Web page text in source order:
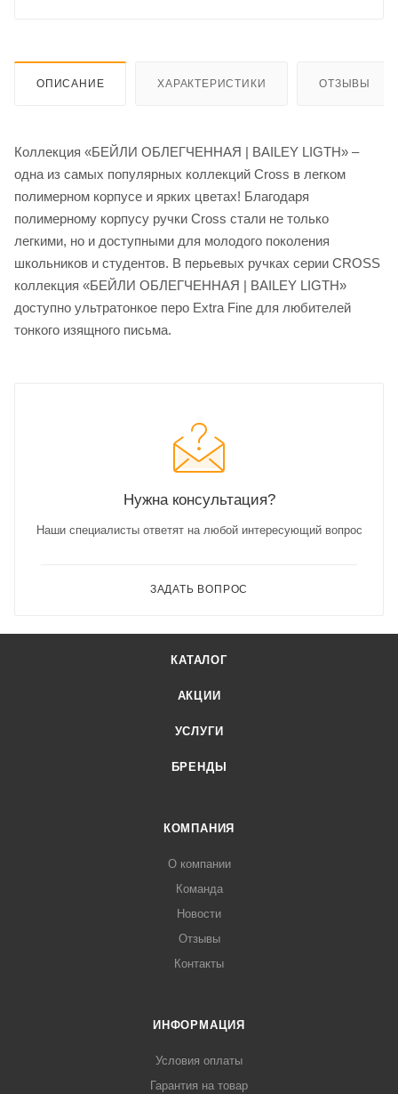
ОПИСАНИЕ ХАРАКТЕРИСТИКИ ОТЗЫВЫ
Коллекция «БЕЙЛИ ОБЛЕГЧЕННАЯ | BAILEY LIGTH» –
одна из самых популярных коллекций Cross в легком
полимерном корпусе и ярких цветах! Благодаря
полимерному корпусу ручки Cross стали не только
легкими, но и доступными для молодого поколения
школьников и студентов. В перьевых ручках серии CROSS
коллекция «БЕЙЛИ ОБЛЕГЧЕННАЯ | BAILEY LIGTH»
доступно ультратонкое перо Extra Fine для любителей
тонкого изящного письма.
Нужна консультация?
Наши специалисты ответят на любой интересующий вопрос
ЗАДАТЬ ВОПРОС
КАТАЛОГ
АКЦИИ
УСЛУГИ
БРЕНДЫ
КОМПАНИЯ
О компании
Команда
Новости
Отзывы
Контакты
ИНФОРМАЦИЯ
Условия оплаты
Гарантия на товар